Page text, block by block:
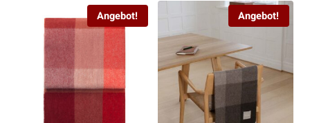
Angebot! Angebot!